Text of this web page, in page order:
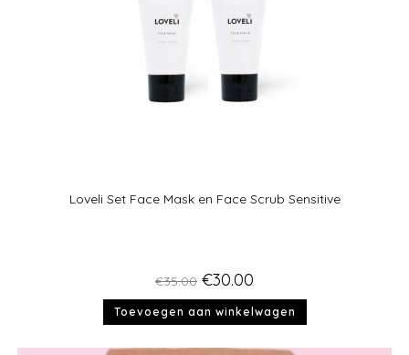
Loveli Set Face Mask en Face Scrub Sensitive
€35.00 €30.00
Toevoegen aan winkelwagen